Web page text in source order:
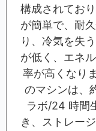
構成されてお
が簡単で、耐
り、冷気を失
が低く、エネ
率が高くなり
のマシンは、
ラボ/24 時間
き、ストレー